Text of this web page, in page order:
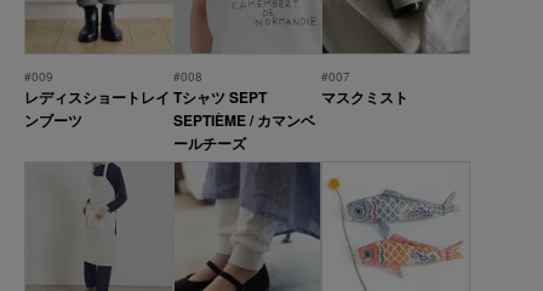
#009
レディスショートレイ
ンブーツ
#008
Tシャツ SEPT
SEPTIÈME / カマンベ
ールチーズ
#007
マスクミスト